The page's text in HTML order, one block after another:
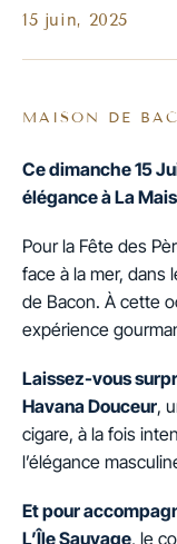
15 juin, 2025
MAISON DE
Ce dimanche 15
élégance à La
Pour la Fête des
face à la mer, dans
de Bacon. À cette
expérience
Laissez-vous
Havana Douceur,
cigare, à la fois
l’élégance
Et pour
L’Île Sauvage, le